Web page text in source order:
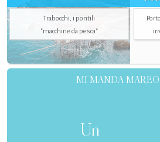
Trabocchi, i pontili
"macchine da pesca"
MI MANDA
Un